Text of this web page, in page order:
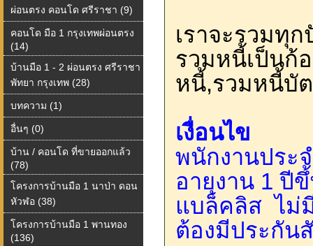
ผ่อนตรง คอนโด ศรีราชา (9)
คอนโด มือ 1 กรุงเทพผ่อนตรง
(14)
บ้านมือ 1 - 2 ผ่อนตรง ศรีราชา
พัทยา กรุงเทพ (28)
บทความ (1)
อื่นๆ (0)
บ้าน / คอนโด ที่ขายออกแล้ว
(78)
โครงการบ้านมือ 1 นาป่า ดอน
หัวฬอ (38)
โครงการบ้านมือ 1 พานทอง
(136)
เราจะรวมทุ
รวมหนี้เป็นก้
หนี้,รวมหนี้บั
เงื่อนไข
พนักงานประ
อายุงาน 1 ปี
แบล็คลิส ไม่
ต้องมีประกัน